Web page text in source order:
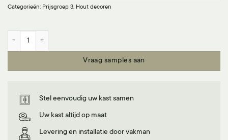
Categorieën: Prijsgroep 3, Hout decoren
Coco Bolo natuur - H3012 ST22 aantal
Vraag samples aan
Stel eenvoudig uw kast samen
Uw kast altijd op maat
Levering en installatie door vakman